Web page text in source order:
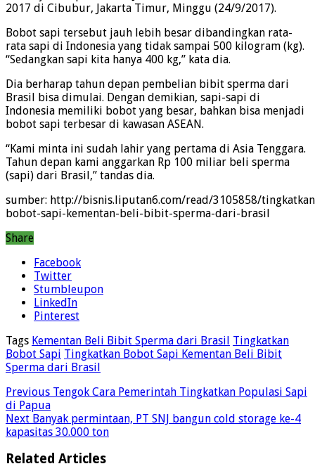
2017 di Cibubur, Jakarta Timur, Minggu (24/9/2017).
Bobot sapi tersebut jauh lebih besar dibandingkan rata-
rata sapi di Indonesia yang tidak sampai 500 kilogram (kg).
“Sedangkan sapi kita hanya 400 kg,” kata dia.
Dia berharap tahun depan pembelian bibit sperma dari
Brasil bisa dimulai. Dengan demikian, sapi-sapi di
Indonesia memiliki bobot yang besar, bahkan bisa menjadi
bobot sapi terbesar di kawasan ASEAN.
“Kami minta ini sudah lahir yang pertama di Asia Tenggara.
Tahun depan kami anggarkan Rp 100 miliar beli sperma
(sapi) dari Brasil,” tandas dia.
sumber: http://bisnis.liputan6.com/read/3105858/
bobot-sapi-kementan-beli-bibit-sperma-dari-brasil
Share
Facebook
Twitter
Stumbleupon
LinkedIn
Pinterest
Tags Kementan Beli Bibit Sperma dari Brasil Tingkatkan
Bobot Sapi Tingkatkan Bobot Sapi Kementan Beli Bibit
Sperma dari Brasil
Previous Tengok Cara Pemerintah Tingkatkan Populasi Sapi
di Papua
Next Banyak permintaan, PT SNJ bangun cold storage ke-4
kapasitas 30.000 ton
Related Articles